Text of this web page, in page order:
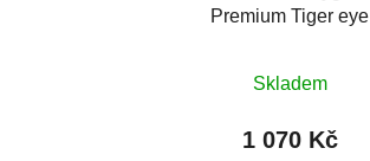
Premium Tiger eye
hodnocení
produktu
Skladem
1 070 Kč